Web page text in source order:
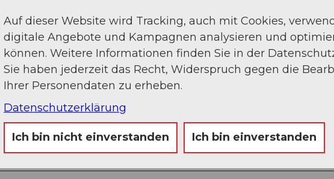
Auf dieser Website wird Tracking, auch mit Cookies,
digitale Angebote und Kampagnen analysieren und
können. Weitere Informationen finden Sie in der
Sie haben jederzeit das Recht, Widerspruch gegen die
Ihrer Personendaten zu erheben.
Datenschutzerklärung
Ich bin nicht einverstanden Ich bin einverstanden